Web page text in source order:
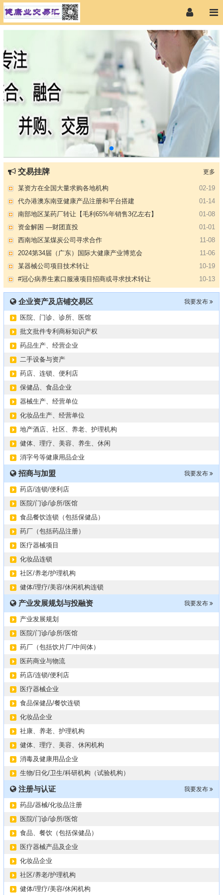
更多
交易挂牌
07-09
【专注投资】城投 交投 建投等国企项目合作
04-12
【寻求合作】海外代理、慈善机构
02-19
某资方在全国大量求购各地机构
01-14
代办港澳东南亚健康产品注册和平台搭建
01-08
南部地区某药厂转让【毛利65%年销售3亿左右】
01-01
资金解困 —财团直投
11-08
西南地区某煤炭公司寻求合作
11-06
2024第34届（广东）国际大健康产业博览会
10-19
某器械公司项目技术转让
10-13
#冠心病养生素口服液项目招商或寻求技术转让
10-13
大健康交易中心平台招商
09-27
膝关节修复药物融资计划
华北某药厂转让（年利有3000多万）
某医药销售团队寻求品种大包
“粤省心”为企业定制专业化的财务服务
【专注投资】城投 交投 建投等国企项目合作
【寻求合作】海外代理、慈善机构
某资方在全国大量求购各地机构
西南地区某煤炭公司寻求合作
2024第34届（广东）国际大健康产业博览会
某器械公司项目技术转让
10-13
#冠心病养生素口服液项目招商或寻求技术转让
大健康交易中心平台招商
膝关节修复药物融资计划
华北某药厂转让（年利有3000多万）
我要发布
企业资产及店铺交易区
医院、门诊、诊所、医馆
批文批件专利商标知识产权
药品生产、经营企业
二手设备与资产
药店、连锁、便利店
保健品、食品企业
器械生产、经营单位
化妆品生产、经营单位
地产酒店、社区、养老、护理机构
健体、理疗、美容、养生、休闲
消字号等健康用品企业
我要发布
招商与加盟
药店/连锁/便利店
医院/门诊/诊所/医馆
食品餐饮连锁（包括保健品）
药厂（包括药品注册）
医疗器械项目
化妆品连锁
社区/养老/护理机构
健体/理疗/美容/休闲机构连锁
我要发布
产业发展规划与投融资
产业发展规划
医院/门诊/诊所/医馆
药厂（包括饮片厂/中间体）
医药商业与物流
药店/连锁/便利店
医疗器械企业
食品保健品/餐饮连锁
化妆品企业
社康、养老、护理机构
健体、理疗、美容、休闲机构
消毒及健康用品企业
生物/日化/卫生/科研机构（试验机构）
我要发布
注册与认证
药品/器械/化妆品注册
医院/门诊/诊所/医馆
食品、餐饮（包括保健品）
医疗器械产品及企业
化妆品企业
社区/养老/护理机构
健体/理疗/美容/休闲机构